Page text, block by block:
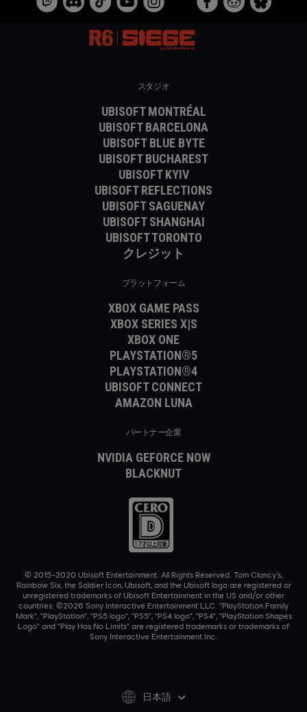
スタジオ
UBISOFT MONTRÉAL
UBISOFT BARCELONA
UBISOFT BLUE BYTE
UBISOFT BUCHAREST
UBISOFT KYIV
UBISOFT REFLECTIONS
UBISOFT SAGUENAY
UBISOFT SHANGHAI
UBISOFT TORONTO
クレジット
プラットフォーム
XBOX GAME PASS
XBOX SERIES X|S
XBOX ONE
PLAYSTATION®5
PLAYSTATION®4
UBISOFT CONNECT
AMAZON LUNA
パートナー企業
NVIDIA GEFORCE NOW
BLACKNUT
© 2015–2020 Ubisoft Entertainment. All Rights Reserved. Tom Clancy’s,
Rainbow Six, the Soldier Icon, Ubisoft, and the Ubisoft logo are registered or
unregistered trademarks of Ubisoft Entertainment in the US and/or other
countries. ©2026 Sony Interactive Entertainment LLC. "PlayStation Family
Mark", "PlayStation", "PS5 logo", "PS5", "PS4 logo", "PS4", "PlayStation Shapes
Logo" and "Play Has No Limits" are registered trademarks or trademarks of
Sony Interactive Entertainment Inc.
日本語